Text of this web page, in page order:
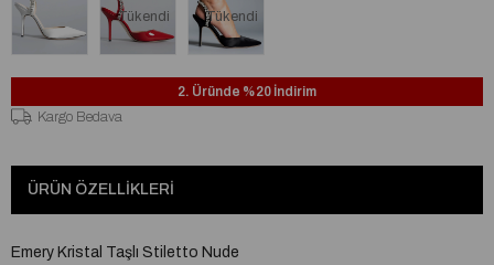
Tükendi Tükendi
2. Üründe %20 İndirim
Kargo Bedava
ÜRÜN ÖZELLIKLERI
Emery Kristal Taşlı Stiletto Nude